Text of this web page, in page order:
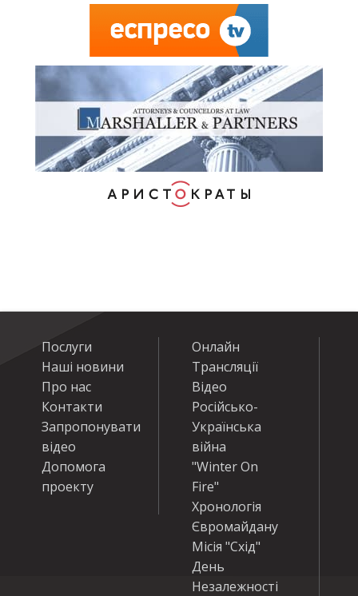
Послуги
Наші новини
Про нас
Контакти
Запропонувати
відео
Допомога
проекту
Онлайн
Трансляції
Відео
Російсько-
Українська
війна
"Winter On
Fire"
Хронологія
Євромайдану
Місія "Схід"
День
Незалежності